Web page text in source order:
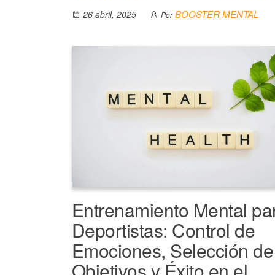
at
s
c
e
o
o
k
ss
e
g
er
ailp
y
e
gr
a
m
26 abril, 2025 Por BOOSTER MENTAL
Entrenamiento Mental
Deportistas: Control de
Emociones, Selección de